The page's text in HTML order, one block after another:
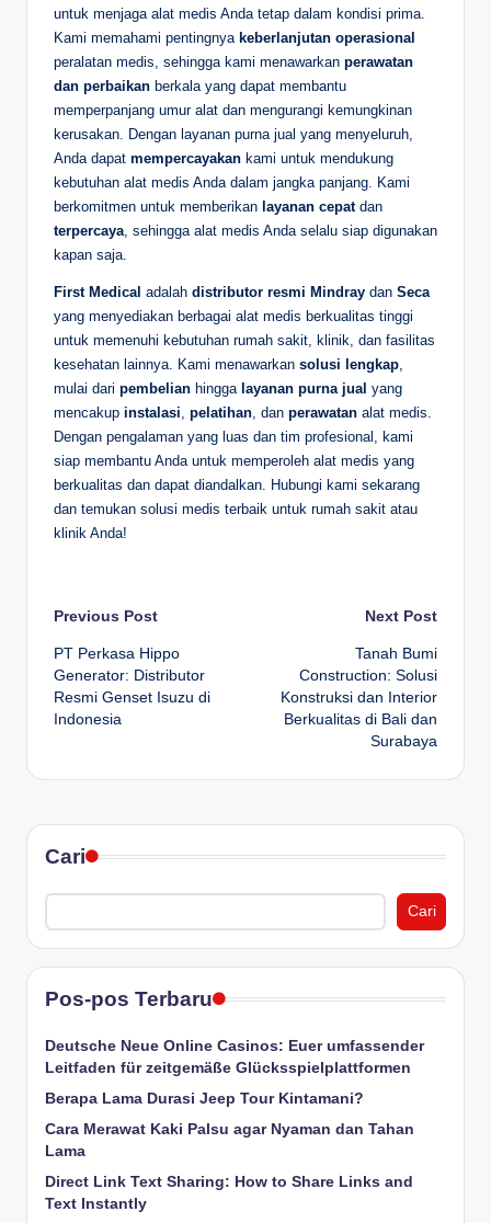
untuk menjaga alat medis Anda tetap dalam kondisi prima.
Kami memahami pentingnya keberlanjutan operasional
peralatan medis, sehingga kami menawarkan perawatan
dan perbaikan berkala yang dapat membantu
memperpanjang umur alat dan mengurangi kemungkinan
kerusakan. Dengan layanan purna jual yang menyeluruh,
Anda dapat mempercayakan kami untuk mendukung
kebutuhan alat medis Anda dalam jangka panjang. Kami
berkomitmen untuk memberikan layanan cepatdan
terpercaya, sehingga alat medis Anda selalu siap digunakan
kapan saja.
First Medical adalah distributor resmi Mindray dan Seca
yang menyediakan berbagai alat medis berkualitas tinggi
untuk memenuhi kebutuhan rumah sakit, klinik, dan fasilitas
kesehatan lainnya. Kami menawarkan solusi lengkap,
mulai dari pembelian hingga layanan purna jual yang
mencakup instalasi, pelatihan, dan perawatan alat medis.
Dengan pengalaman yang luas dan tim profesional, kami
siap membantu Anda untuk memperoleh alat medis yang
berkualitas dan dapat diandalkan. Hubungi kami sekarang
dan temukan solusi medis terbaik untuk rumah sakit atau
klinik Anda!
Post
navigation
Previous Post
PT Perkasa Hippo
Generator: Distributor
Resmi Genset Isuzu di
Indonesia
Next Post
Tanah Bumi
Construction: Solusi
Konstruksi dan Interior
Berkualitas di Bali dan
Surabaya
Cari
Cari
Pos-pos Terbaru
Deutsche Neue Online Casinos: Euer umfassender
Leitfaden für zeitgemäße Glücksspielplattformen
Berapa Lama Durasi Jeep Tour Kintamani?
Cara Merawat Kaki Palsu agar Nyaman dan Tahan
Lama
Direct Link Text Sharing: How to Share Links and
Text Instantly